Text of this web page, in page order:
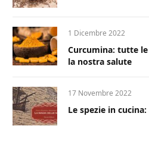
1 Dicembre 2022
Curcumina: tutte
la nostra salute
17 Novembre 2022
Le spezie in